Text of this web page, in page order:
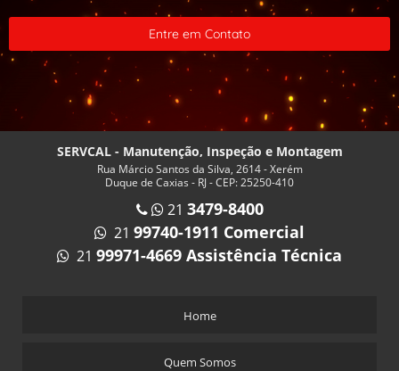
Entre em Contato
SERVCAL - Manutenção, Inspeção e Montagem
Rua Márcio Santos da Silva, 2614 - Xerém
Duque de Caxias - RJ - CEP: 25250-410
21 3479-8400
21 99740-1911 Comercial
21 99971-4669 Assistência Técnica
Home
Quem Somos